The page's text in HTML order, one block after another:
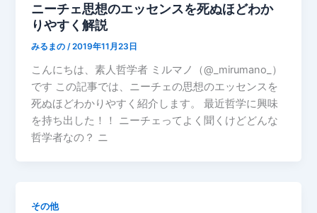
ニーチェ思想のエッセンスを死ぬほどわか
りやすく解説
みるまの/2019年11月23日
こんにちは、素人哲学者 ミルマノ（@_mirumano_）
です この記事では、ニーチェの思想のエッセンスを
死ぬほどわかりやすく紹介します。 最近哲学に興味
を持ち出した！！ ニーチェってよく聞くけどどんな
哲学者なの？ ニ
その他